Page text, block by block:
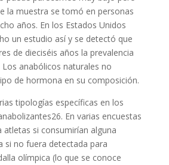
la muestra se tomó en personas
años. En los Estados Unidos
un estudio así y se detectó que
de dieciséis años la prevalencia
anabólicos naturales no
de hormona en su composición.
tipologías específicas en los
En varias encuestas
atletas si consumirían alguna
si no fuera detectada para
olímpica (lo que se conoce